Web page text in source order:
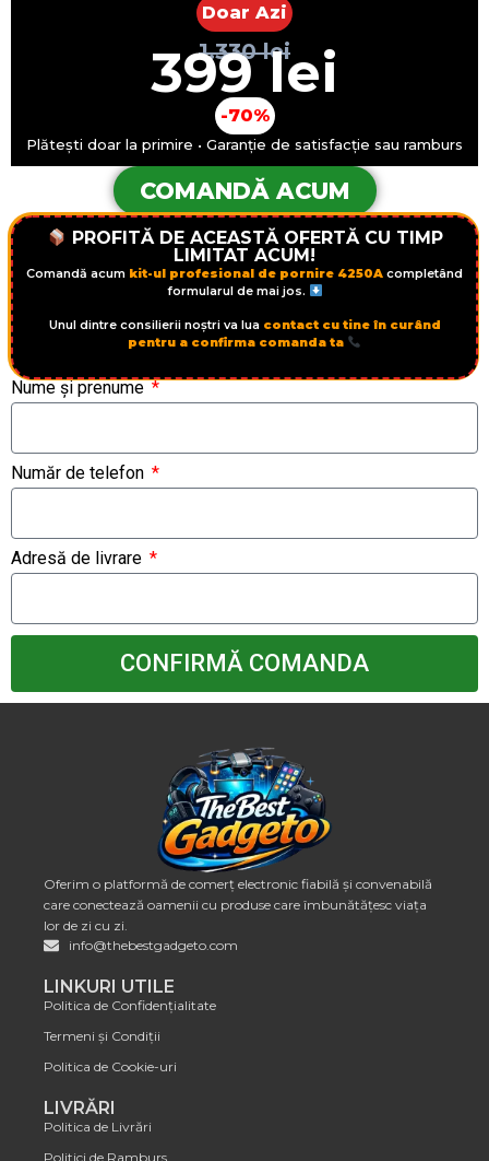
Doar Azi
1.330 lei
399 lei
-70%
Plătești doar la primire • Garanție de satisfacție sau ramburs
COMANDĂ ACUM
PROFITĂ DE ACEASTĂ OFERTĂ CU TIMP
LIMITAT ACUM!
Comandă acum kit-ul profesional de pornire 4250A completând
formularul de mai jos.
Unul dintre consilierii noștri va lua contact cu tine în curând
pentru a confirma comanda ta
Nume și prenume
Număr de telefon
Adresă de livrare
CONFIRMĂ COMANDA
Oferim o platformă de comerț electronic fiabilă și convenabilă
care conectează oamenii cu produse care îmbunătățesc viața
lor de zi cu zi.
info@thebestgadgeto.com
LINKURI UTILE
Politica de Confidențialitate
Termeni și Condiții
Politica de Cookie-uri
LIVRĂRI
Politica de Livrări
Politici de Ramburs